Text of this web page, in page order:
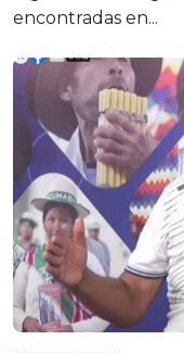
encontradas en...